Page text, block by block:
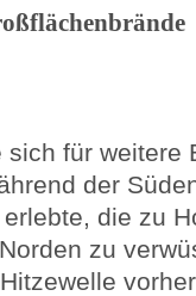
für weitere
der
die zu
zu